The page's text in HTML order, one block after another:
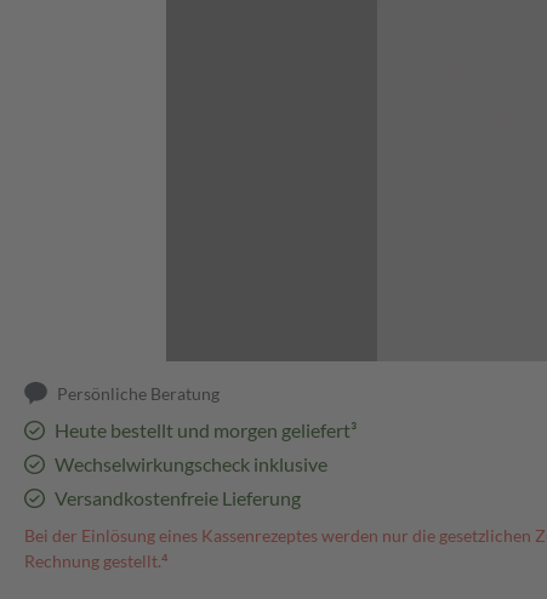
Persönliche Beratung
Heute bestellt und morgen geliefert³
Wechselwirkungscheck inklusive
Versandkostenfreie Lieferung
Bei der Einlösung eines Kassenrezeptes werden nur die gesetzlichen
Rechnung gestellt.⁴